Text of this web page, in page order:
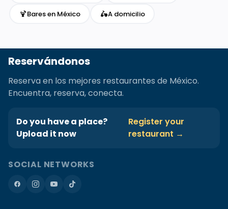
🍹Bares en México 🛵A domicilio
Reservándonos
Reserva en los mejores restaurantes de México.
Encuentra, reserva, conecta.
Do you have a place?
Upload it now
Register your
restaurant →
SOCIAL NETWORKS